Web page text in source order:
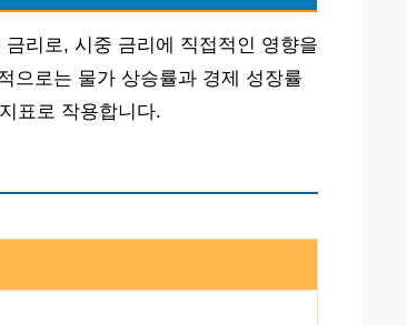
리로, 시중 금리에 직접적인 영향을
으로는 물가 상승률과 경제 성장률
표로 작용합니다.